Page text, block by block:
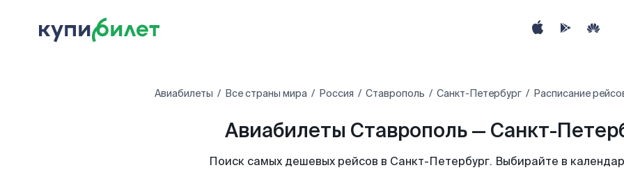
Авиабилеты Все страны мира Россия Ставрополь Санкт-Петербург Расписание
Авиабилеты Ставрополь — Санкт-
Поиск самых дешевых рейсов в Санкт-Петербург. Выбирайте в